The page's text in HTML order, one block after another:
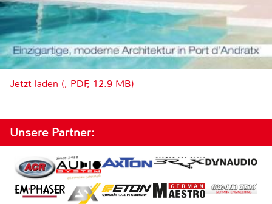
Jetzt laden (, PDF, 12.9 MB)
Unsere Partner: